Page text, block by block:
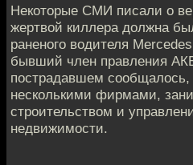
Некоторые СМИ писали о
жертвой киллера должна
раненого водителя
бывший член правления
пострадавшем сообщалось,
несколькими фирмами,
строительством и
недвижимости.